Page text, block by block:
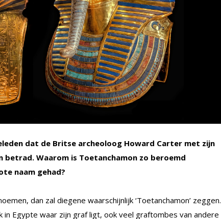
dat de Britse archeoloog Howard Carter met zijn
Waarom is Toetanchamon zo beroemd
naam gehad?
dan zal diegene waarschijnlijk ‘Toetanchamon’ zeggen.
in Egypte waar zijn graf ligt, ook veel graftombes van andere